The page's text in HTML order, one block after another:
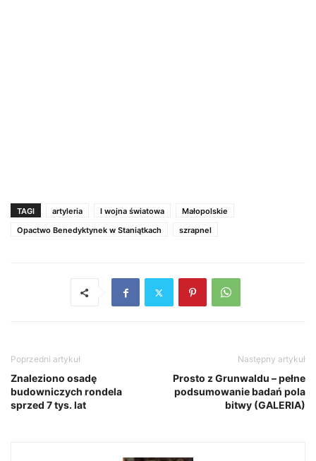
TAGI artyleria I wojna światowa
Małopolskie
Opactwo Benedyktynek w Staniątkach
szrapnel
Poprzedni artykuł
Znaleziono osadę
budowniczych rondela
sprzed 7 tys. lat
Następny artykuł
Prosto z Grunwaldu – pełne
podsumowanie badań pola
bitwy (GALERIA)